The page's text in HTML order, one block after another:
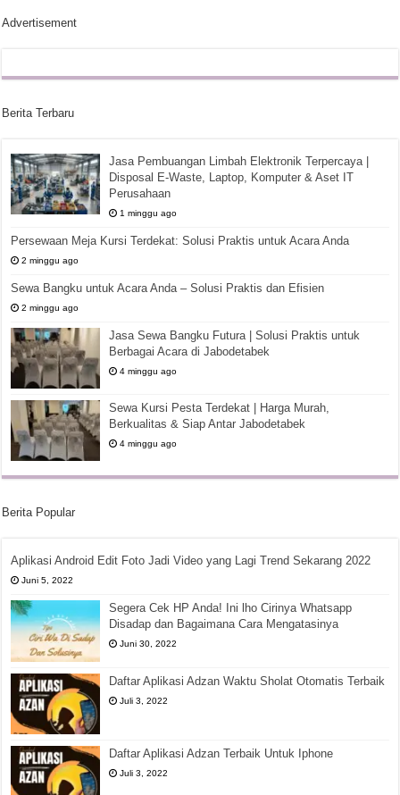
Advertisement
Berita Terbaru
Jasa Pembuangan Limbah Elektronik Terpercaya |
Disposal E-Waste, Laptop, Komputer & Aset IT
Perusahaan
1 minggu ago
Persewaan Meja Kursi Terdekat: Solusi Praktis untuk Acara Anda
2 minggu ago
Sewa Bangku untuk Acara Anda – Solusi Praktis dan Efisien
2 minggu ago
Jasa Sewa Bangku Futura | Solusi Praktis untuk
Berbagai Acara di Jabodetabek
4 minggu ago
Sewa Kursi Pesta Terdekat | Harga Murah,
Berkualitas & Siap Antar Jabodetabek
4 minggu ago
Berita Popular
Aplikasi Android Edit Foto Jadi Video yang Lagi Trend Sekarang 2022
Juni 5, 2022
Segera Cek HP Anda! Ini lho Cirinya Whatsapp
Disadap dan Bagaimana Cara Mengatasinya
Juni 30, 2022
Daftar Aplikasi Adzan Waktu Sholat Otomatis Terbaik
Juli 3, 2022
Daftar Aplikasi Adzan Terbaik Untuk Iphone
Juli 3, 2022